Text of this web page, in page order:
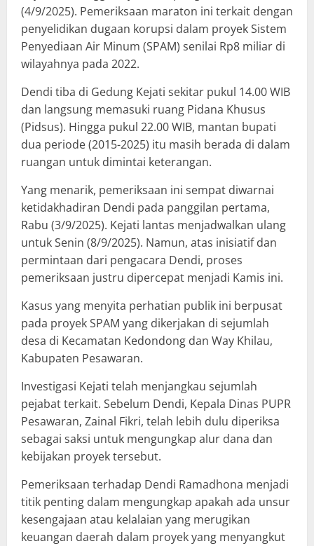
(4/9/2025). Pemeriksaan maraton ini terkait dengan
penyelidikan dugaan korupsi dalam proyek Sistem
Penyediaan Air Minum (SPAM) senilai Rp8 miliar di
wilayahnya pada 2022.
Dendi tiba di Gedung Kejati sekitar pukul 14.00 WIB
dan langsung memasuki ruang Pidana Khusus
(Pidsus). Hingga pukul 22.00 WIB, mantan bupati
dua periode (2015-2025) itu masih berada di dalam
ruangan untuk dimintai keterangan.
Yang menarik, pemeriksaan ini sempat diwarnai
ketidakhadiran Dendi pada panggilan pertama,
Rabu (3/9/2025). Kejati lantas menjadwalkan ulang
untuk Senin (8/9/2025). Namun, atas inisiatif dan
permintaan dari pengacara Dendi, proses
pemeriksaan justru dipercepat menjadi Kamis ini.
Kasus yang menyita perhatian publik ini berpusat
pada proyek SPAM yang dikerjakan di sejumlah
desa di Kecamatan Kedondong dan Way Khilau,
Kabupaten Pesawaran.
Investigasi Kejati telah menjangkau sejumlah
pejabat terkait. Sebelum Dendi, Kepala Dinas PUPR
Pesawaran, Zainal Fikri, telah lebih dulu diperiksa
sebagai saksi untuk mengungkap alur dana dan
kebijakan proyek tersebut.
Pemeriksaan terhadap Dendi Ramadhona menjadi
titik penting dalam mengungkap apakah ada unsur
kesengajaan atau kelalaian yang merugikan
keuangan daerah dalam proyek yang menyangkut